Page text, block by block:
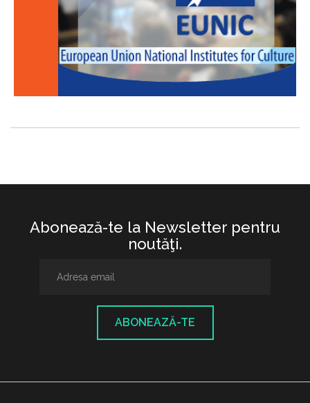
Abonează-te la Newsletter pentru
noutăţi.
ABONEAZĂ-TE